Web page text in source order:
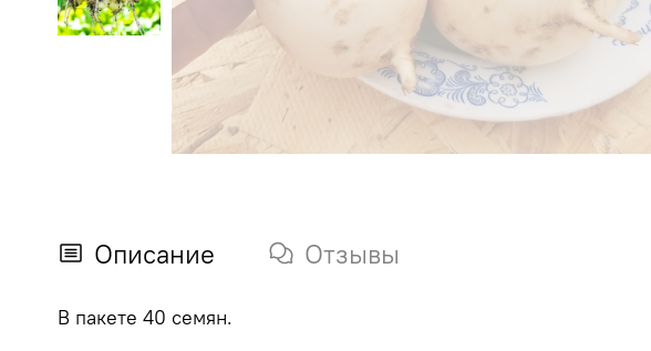
Описание Отзывы
В пакете 40 семян.